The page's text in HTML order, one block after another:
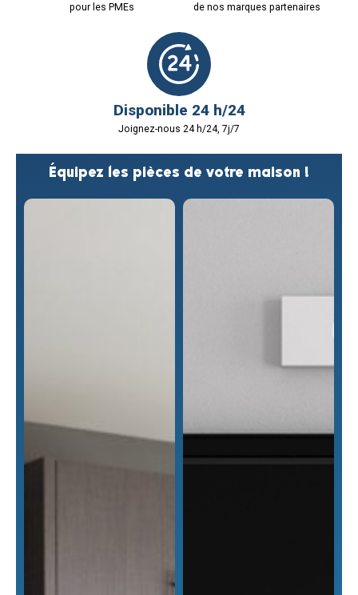
pour les PMEs
de nos marques partenaires
Disponible 24 h/24
Joignez-nous 24 h/24, 7j/7
Équipez les pièces de votre maison !